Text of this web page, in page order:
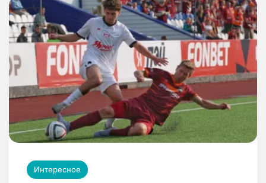
Интересное